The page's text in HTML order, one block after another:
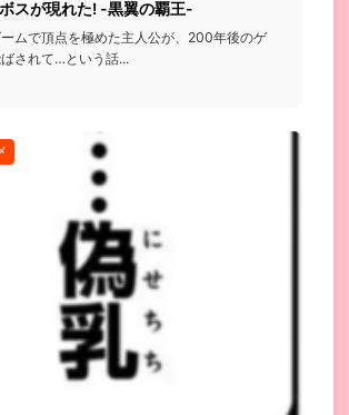
スが現れた! -黒翼の覇王-
ムで頂点を極めた主人公が、200年後のゲ
されて…という話...